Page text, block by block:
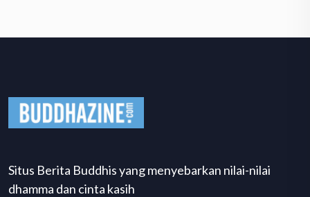
Situs Berita Buddhis yang menyebarkan nilai-nilai
dhamma dan cinta kasih